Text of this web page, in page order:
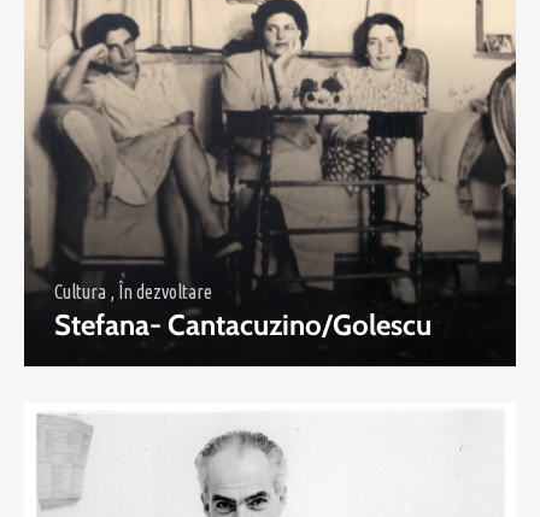
Cultura , În dezvoltare
Stefana- Cantacuzino/Golescu